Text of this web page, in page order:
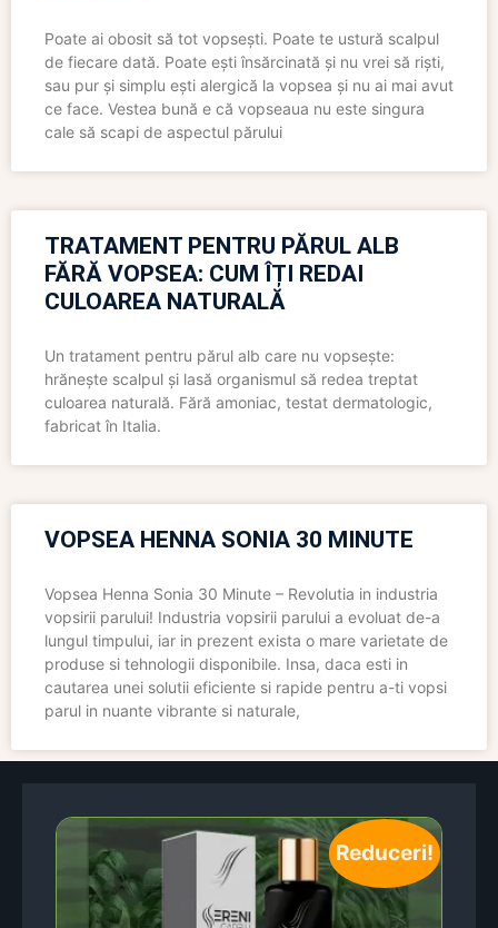
Poate ai obosit să tot vopsești. Poate te ustură scalpul
de fiecare dată. Poate ești însărcinată și nu vrei să riști,
sau pur și simplu ești alergică la vopsea și nu ai mai avut
ce face. Vestea bună e că vopseaua nu este singura
cale să scapi de aspectul părului
TRATAMENT PENTRU PĂRUL ALB
FĂRĂ VOPSEA: CUM ÎȚI REDAI
CULOAREA NATURALĂ
Un tratament pentru părul alb care nu vopsește:
hrănește scalpul și lasă organismul să redea treptat
culoarea naturală. Fără amoniac, testat dermatologic,
fabricat în Italia.
VOPSEA HENNA SONIA 30 MINUTE
Vopsea Henna Sonia 30 Minute – Revolutia in industria
vopsirii parului! Industria vopsirii parului a evoluat de-a
lungul timpului, iar in prezent exista o mare varietate de
produse si tehnologii disponibile. Insa, daca esti in
cautarea unei solutii eficiente si rapide pentru a-ti vopsi
parul in nuante vibrante si naturale,
Reduceri!